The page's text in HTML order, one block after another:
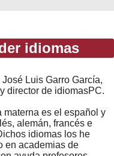
idiomas
José Luis Garro García,
director de idiomasPC.
materna es el español y
alemán, francés e
idiomas los he
en academias de